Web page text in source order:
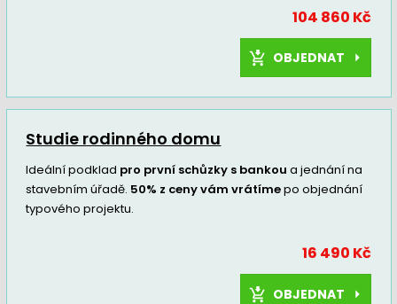
104 860 Kč
OBJEDNAT
Studie rodinného domu
Ideální podklad pro první schůzky s bankou a jednání na
stavebním úřadě. 50% z ceny vám vrátímepo objednání
typového projektu.
16 490 Kč
OBJEDNAT